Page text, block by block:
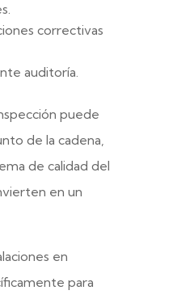
correctivas
auditoría.
puede
de la cadena,
de calidad del
en un
en
para